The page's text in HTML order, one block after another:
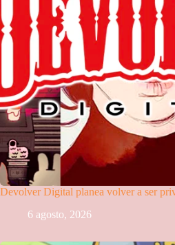
Devolver Digital planea volver a ser
6 agosto, 2026